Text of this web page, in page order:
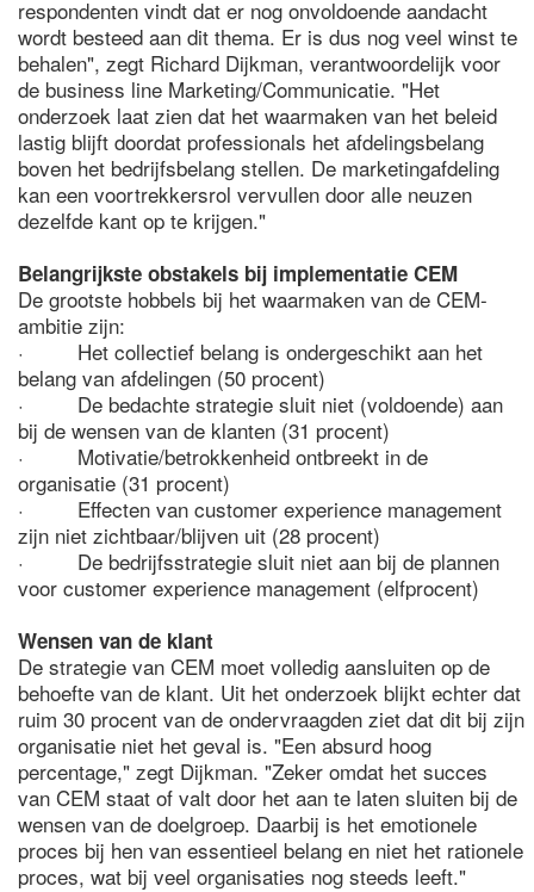
respondenten vindt dat er nog onvoldoende aandacht
wordt besteed aan dit thema. Er is dus nog veel winst te
behalen", zegt Richard Dijkman, verantwoordelijk voor
de business line Marketing/Communicatie. "Het
onderzoek laat zien dat het waarmaken van het beleid
lastig blijft doordat professionals het afdelingsbelang
boven het bedrijfsbelang stellen. De marketingafdeling
kan een voortrekkersrol vervullen door alle neuzen
dezelfde kant op te krijgen."
Belangrijkste obstakels bij implementatie CEM
De grootste hobbels bij het waarmaken van de CEM-
ambitie zijn:
· Het collectief belang is ondergeschikt aan het
belang van afdelingen (50 procent)
· De bedachte strategie sluit niet (voldoende) aan
bij de wensen van de klanten (31 procent)
· Motivatie/betrokkenheid ontbreekt in de
organisatie (31 procent)
· Effecten van customer experience management
zijn niet zichtbaar/blijven uit (28 procent)
· De bedrijfsstrategie sluit niet aan bij de plannen
voor customer experience management (elfprocent)
Wensen van de klant
De strategie van CEM moet volledig aansluiten op de
behoefte van de klant. Uit het onderzoek blijkt echter dat
ruim 30 procent van de ondervraagden ziet dat dit bij zijn
organisatie niet het geval is. "Een absurd hoog
percentage," zegt Dijkman. "Zeker omdat het succes
van CEM staat of valt door het aan te laten sluiten bij de
wensen van de doelgroep. Daarbij is het emotionele
proces bij hen van essentieel belang en niet het rationele
proces, wat bij veel organisaties nog steeds leeft."